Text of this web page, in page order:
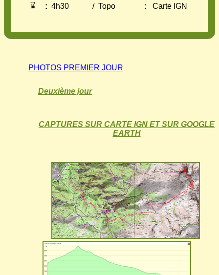
⌛
: 4h30 / Topo : Carte IGN
PHOTOS PREMIER JOUR
Deuxième jour
CAPTURES SUR CARTE IGN ET SUR GOOGLE
EARTH